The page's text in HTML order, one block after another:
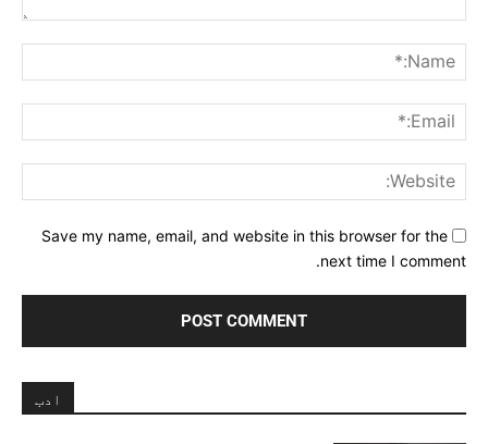
Save my name, email, and website in this browser for the
next time I comment.
ادب